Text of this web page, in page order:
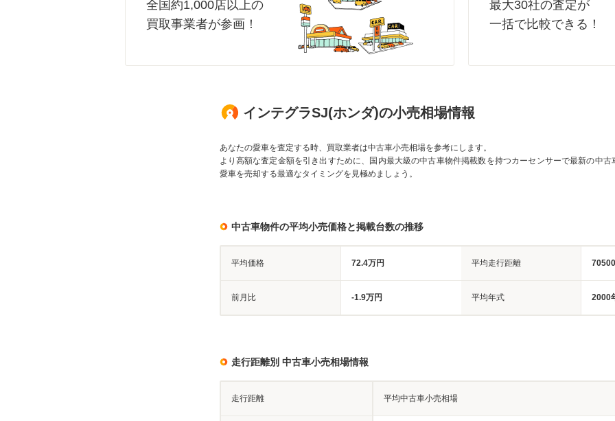
全国約1,000店以上の
買取事業者が参画！
最大30社の査定が
一括で比較できる！
インテグラSJ(ホンダ)の小売相場情報
あなたの愛車を査定する時、買取業者は中古車小売相場を参考にします。
より高額な査定金額を引き出すために、国内最大級の中古車物件掲載数を持つカーセンサーで最新の中古
愛車を売却する最適なタイミングを見極めましょう。
中古車物件の平均小売価格と掲載台数の推移
平均価格 72.4万円 平均走行距離
前月比 -1.9万円 平均年式 2000
走行距離別 中古車小売相場情報
走行距離 平均中古車小売相場